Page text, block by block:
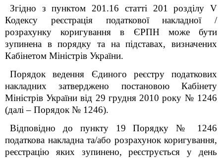
Згідно з пунктом 201.16 статті 201 розділу V
Кодексу реєстрація податкової накладної /
розрахунку коригування в ЄРПН може бути
зупинена в порядку та на підставах, визначених
Кабінетом Міністрів України.
Порядок ведення Єдиного реєстру податкових
накладних затверджено постановою Кабінету
Міністрів України від 29 грудня 2010 року № 1246
(далі – Порядок № 1246).
Відповідно до пункту 19 Порядку № 1246
податкова накладна та/або розрахунок коригування,
реєстрацію яких зупинено, реєструється у день